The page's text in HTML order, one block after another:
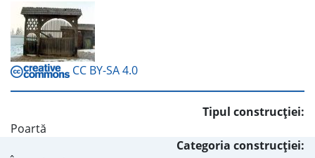
CC BY-SA 4.0
Tipul construcţiei:
Poartă
Categoria construcţiei: